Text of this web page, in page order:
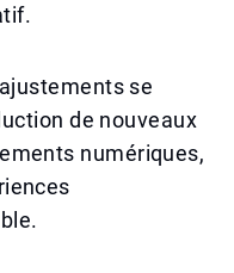
se
de nouveaux
numériques,